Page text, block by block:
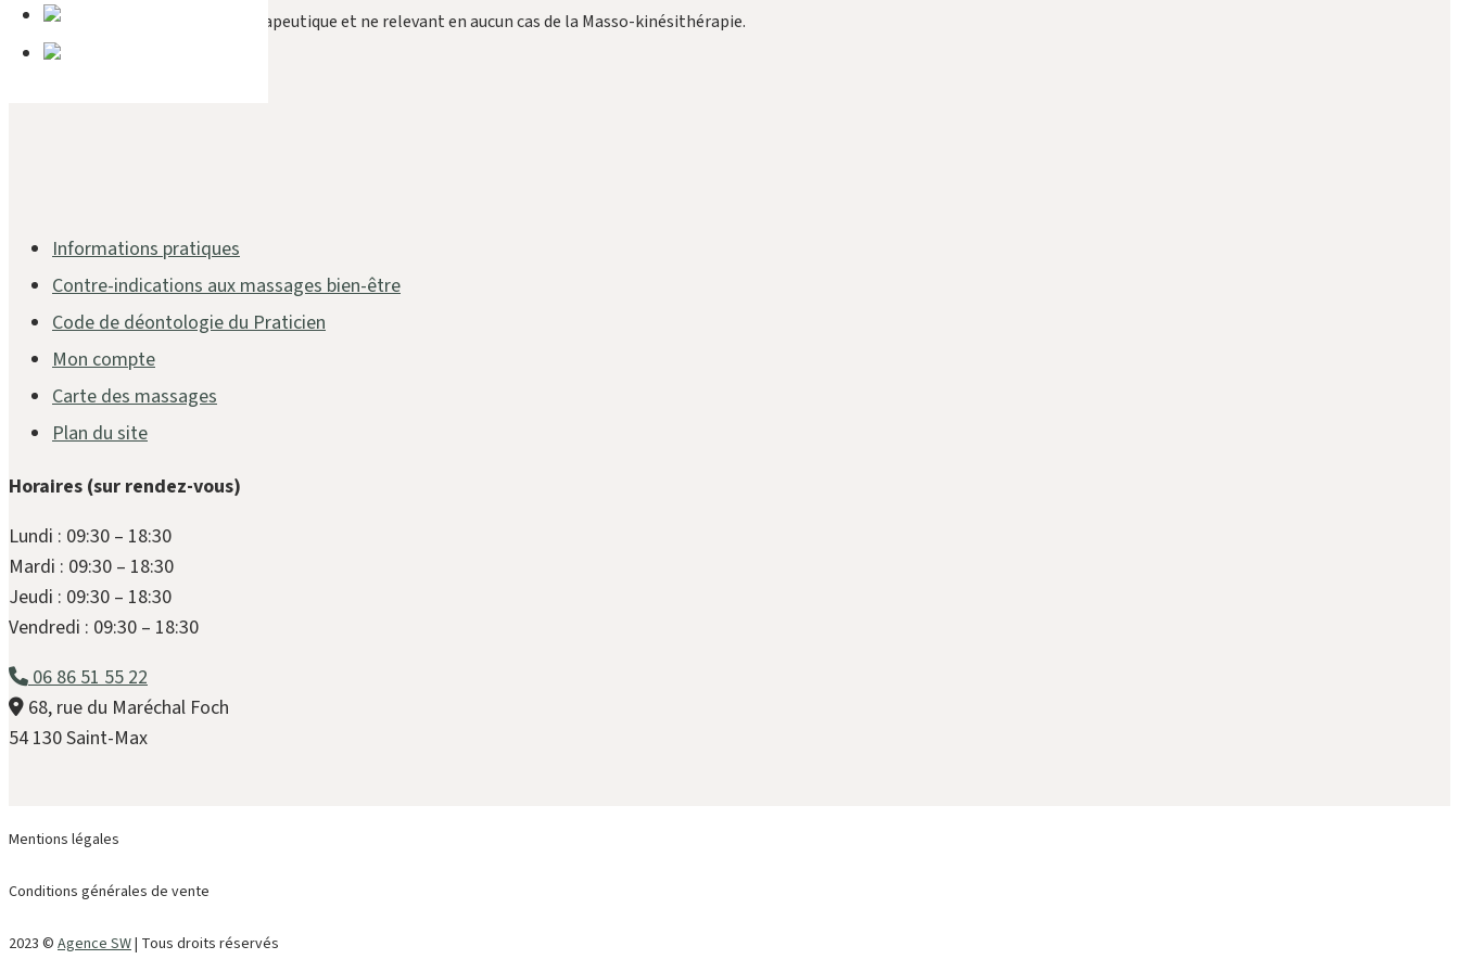
Massages bien-être à but non thérapeutique et ne relevant en aucun cas de la Masso-kinésithérapie.
Informations pratiques
Contre-indications aux massages bien-être
Code de déontologie du Praticien
Mon compte
Carte des massages
Plan du site
Horaires (sur rendez-vous)
Lundi : 09:30 – 18:30
Mardi : 09:30 – 18:30
Jeudi : 09:30 – 18:30
Vendredi : 09:30 – 18:30
06 86 51 55 22
68, rue du Maréchal Foch
54 130 Saint-Max
Mentions légales
Conditions générales de vente
2023 © Agence SW| Tous droits réservés